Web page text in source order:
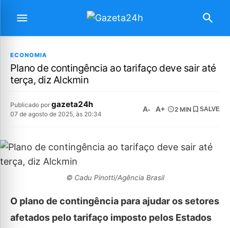
ECONOMIA
Plano de contingência ao tarifaço deve sair até
terça, diz Alckmin
Publicado por gazeta24h
07 de agosto de 2025, às 20:34
A- A+ 2 MIN SALVE
© Cadu Pinotti/Agência Brasil
O plano de contingência para ajudar os setores
afetados pelo tarifaço imposto pelos Estados